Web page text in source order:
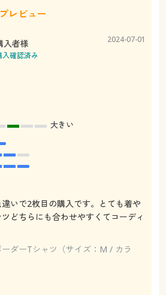
レビュー
入者様
入確認済み
2024-07-01
大きい
いで2枚目の購入です。とても着や
どちらにも合わせやすくてコーディ
ダーTシャツ（サイズ：M / カラ